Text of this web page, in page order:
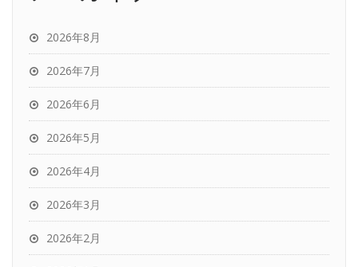
2026年8月
2026年7月
2026年6月
2026年5月
2026年4月
2026年3月
2026年2月